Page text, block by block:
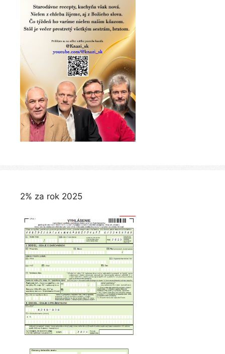
2% za rok 2025